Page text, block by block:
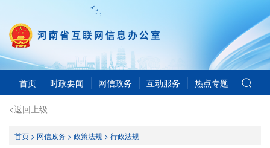
首页 时政要闻 网信政务 互动服务 热点专题
<返回上级
首页> 网信政务> 政策法规> 行政法规